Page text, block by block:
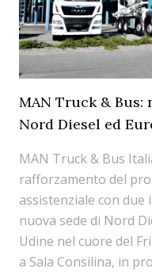
MAN Truck & Bus:
Nord Diesel ed
MAN Truck & Bus
rafforzamento del
assistenziale con
nuova sede di Nord
Udine nel cuore del
a Sala Consilina, in